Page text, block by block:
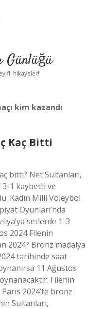
Günlüğü
hikayeler!
kim kazandı
Kaç Bitti
bitti? Net Sultanları,
3-1 kaybetti ve
Kadın Milli Voleybol
Oyunları’nda
setlerde 1-3
2024 Filenin
2024? Bronz madalya
tarihinde saat
11 Ağustos
Filenin
Paris 2024’te bronz
Sultanları,